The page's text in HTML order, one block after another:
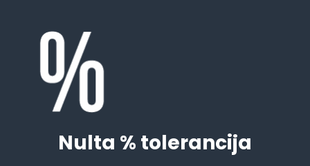
Nulta % tolerancija